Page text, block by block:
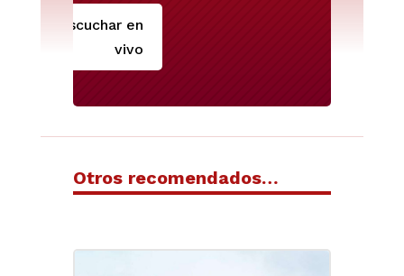
Escuchar en
vivo
Otros recomendados…